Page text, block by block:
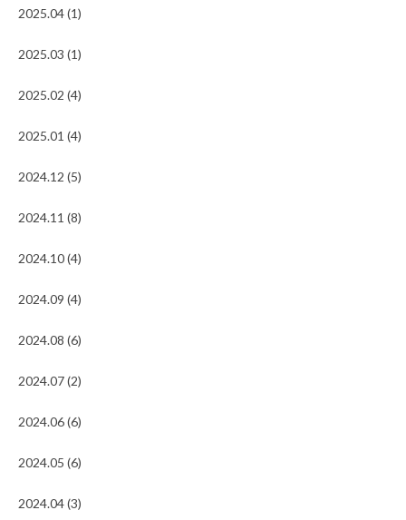
2025.04 (1)
2025.03 (1)
2025.02 (4)
2025.01 (4)
2024.12 (5)
2024.11 (8)
2024.10 (4)
2024.09 (4)
2024.08 (6)
2024.07 (2)
2024.06 (6)
2024.05 (6)
2024.04 (3)